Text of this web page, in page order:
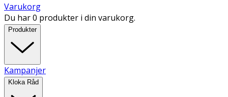
Varukorg
Du har 0 produkter i din varukorg.
Produkter
Kampanjer
Kloka Råd